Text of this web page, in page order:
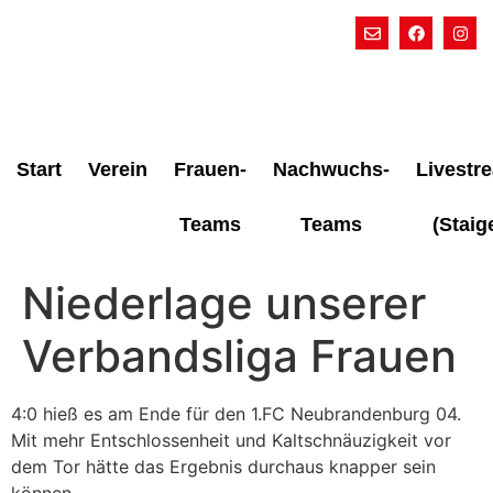
Start Verein Frauen-
Teams
Nachwuchs-
Teams
Niederlage unserer
Verbandsliga Frauen
4:0 hieß es am Ende für den 1.FC Neubrandenburg 04.
Mit mehr Entschlossenheit und Kaltschnäuzigkeit vor
dem Tor hätte das Ergebnis durchaus knapper sein